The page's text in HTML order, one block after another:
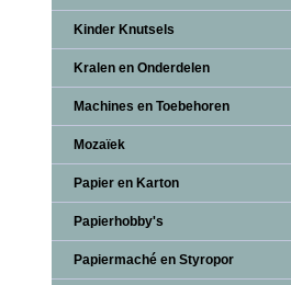
Kinder Knutsels
Kralen en Onderdelen
Machines en Toebehoren
Mozaïek
Papier en Karton
Papierhobby's
Papiermaché en Styropor